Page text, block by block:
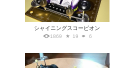
シャイニングスコーピオン
1869 19 6